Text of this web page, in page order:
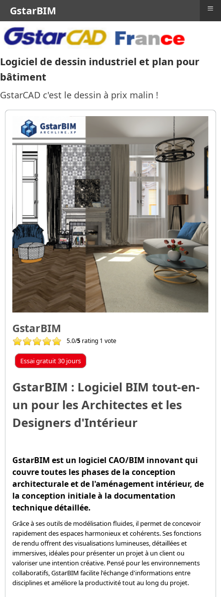
Logiciel de dessin industriel et plan pour
bâtiment
GstarCAD c'est le dessin à prix malin !
GstarBIM
5.0/5 rating 1 vote
Essai gratuit 30 jours
GstarBIM : Logiciel BIM tout-en-
un pour les Architectes et les
Designers d'Intérieur
GstarBIM est un logiciel CAO/BIM innovant qui
couvre toutes les phases de la conception
architecturale et de l'aménagement intérieur, de
la conception initiale à la documentation
technique détaillée.
Grâce à ses outils de modélisation fluides, il permet de concevoir
rapidement des espaces harmonieux et cohérents. Ses fonctions
de rendu offrent des visualisations lumineuses, détaillées et
immersives, idéales pour présenter un projet à un client ou
valoriser une intention créative. Pensé pour les environnements
collaboratifs, GstarBIM facilite l'échange d'informations entre
disciplines et améliore la productivité tout au long du projet.
GstarBIM ≡